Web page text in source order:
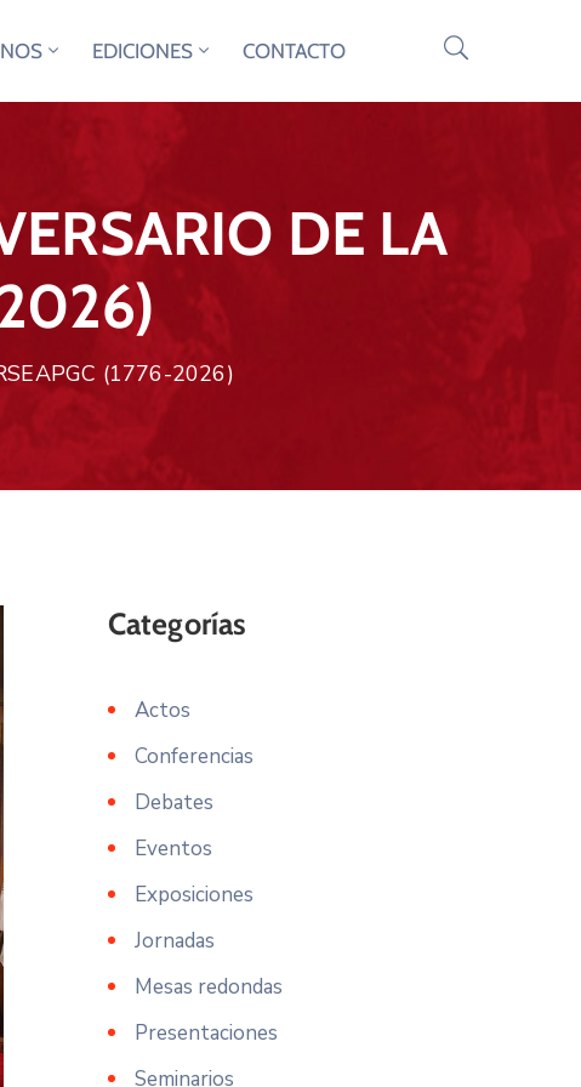
EDICIONES CONTACTO
DE LA
(1776-2026)
Actos
Conferencias
Debates
Eventos
Exposiciones
Jornadas
Mesas redondas
Presentaciones
Seminarios